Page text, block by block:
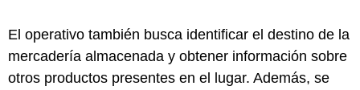
El operativo también busca identificar el destino de la
mercadería almacenada y obtener información sobre
otros productos presentes en el lugar. Además, se